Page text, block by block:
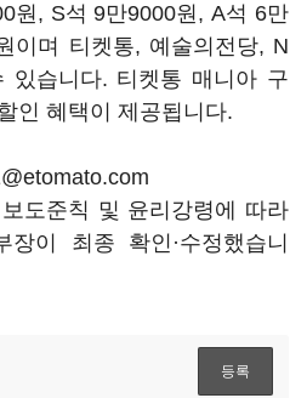
원, S석 9만9000원, A석 6만
이며 티켓통, 예술의전당, N
있습니다. 티켓통 매니아 구
인 혜택이 제공됩니다.
도준칙 및 윤리강령에 따라
장이 최종 확인·수정했습니